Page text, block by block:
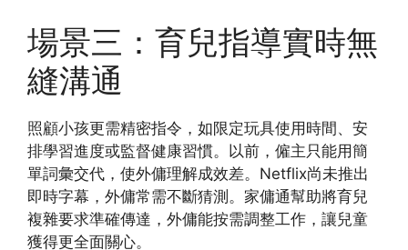
場景三：育兒指導實時無
縫溝通
照顧小孩更需精密指令，如限定玩具使用時間、安
排學習進度或監督健康習慣。以前，僱主只能用簡
單詞彙交代，使外傭理解成效差。Netflix尚未推出
即時字幕，外傭常需不斷猜測。家傭通幫助將育兒
複雜要求準確傳達，外傭能按需調整工作，讓兒童
獲得更全面關心。